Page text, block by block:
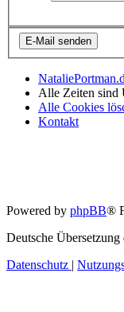
Alle Zeiten sind
Alle Cookies
Kontakt
Powered by phpBB®
Deutsche Übersetzung
Datenschutz |